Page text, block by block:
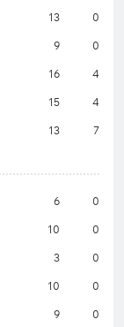
13 0
9 0
16 4
15 4
13 7
6 0
10 0
3 0
10 0
9 0